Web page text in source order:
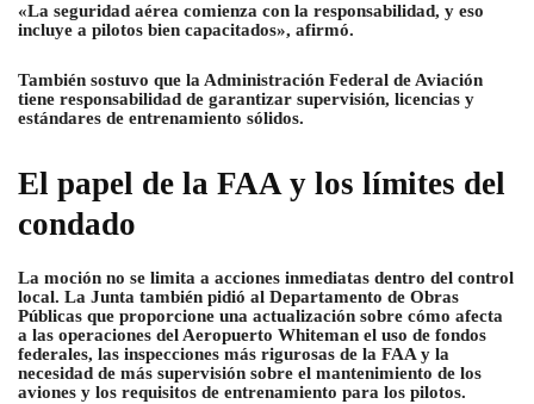
«La seguridad aérea comienza con la responsabilidad, y eso
incluye a pilotos bien capacitados», afirmó.
También sostuvo que la Administración Federal de Aviación
tiene responsabilidad de garantizar supervisión, licencias y
estándares de entrenamiento sólidos.
El papel de la FAA y los límites del
condado
La moción no se limita a acciones inmediatas dentro del control
local. La Junta también pidió al Departamento de Obras
Públicas que proporcione una actualización sobre cómo afecta
a las operaciones del Aeropuerto Whiteman el uso de fondos
federales, las inspecciones más rigurosas de la FAA y la
necesidad de más supervisión sobre el mantenimiento de los
aviones y los requisitos de entrenamiento para los pilotos.